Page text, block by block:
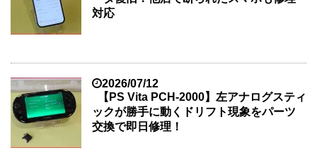
対応
2026/07/12
【PS Vita PCH-2000】左アナログスティ
ックが勝手に動くドリフト現象をパーツ
交換で即日修理！